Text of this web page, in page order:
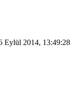
Eylül 2014, 13:49:28